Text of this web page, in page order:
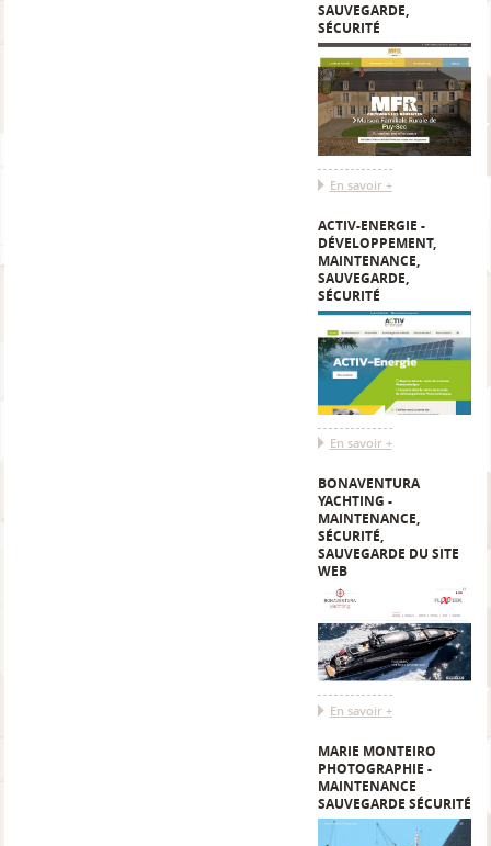
SAUVEGARDE,
SÉCURITÉ
En savoir +
ACTIV-ENERGIE -
DÉVELOPPEMENT,
MAINTENANCE,
SAUVEGARDE,
SÉCURITÉ
En savoir +
BONAVENTURA
YACHTING -
MAINTENANCE,
SÉCURITÉ,
SAUVEGARDE DU SITE
WEB
En savoir +
MARIE MONTEIRO
PHOTOGRAPHIE -
MAINTENANCE
SAUVEGARDE SÉCURITÉ